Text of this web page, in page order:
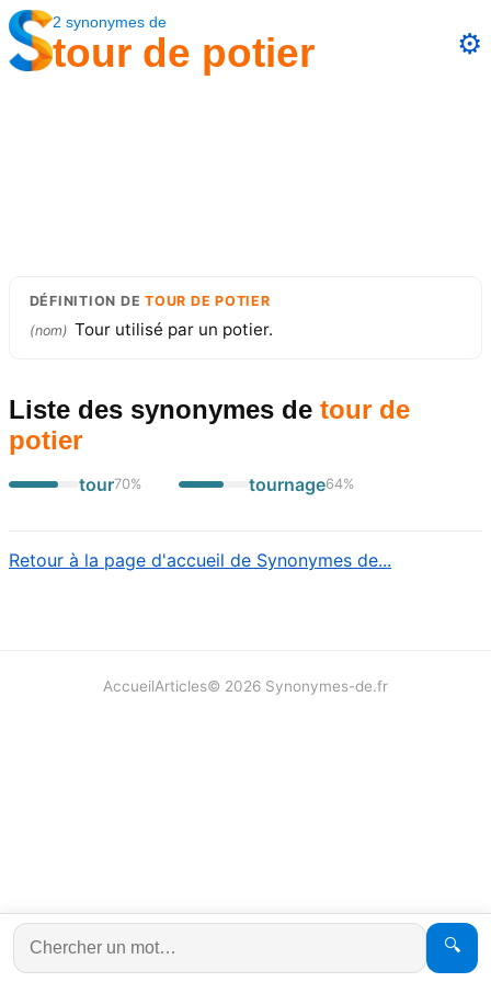
2 synonymes de
tour de potier ⚙️
DÉFINITION DETOUR DE POTIER
(nom) Tour utilisé par un potier.
Liste des synonymes de tour de
potier
tour70% tournage64%
Retour à la page d'accueil de Synonymes de...
🔍
AccueilArticles© 2026 Synonymes-de.fr